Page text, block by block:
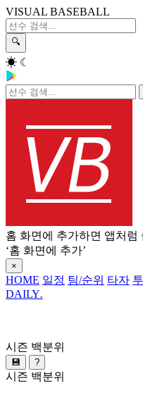
VISUAL BASEBALL
🔍
☀ ☾
홈 화면에 추가하면 앱처럼
‘홈 화면에 추가’
×
HOME 일정 팀/순위 타자
DAILY.
시즌 백분위
💾 ?
시즌 백분위